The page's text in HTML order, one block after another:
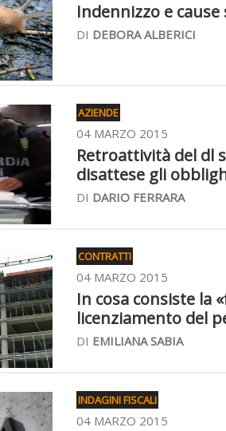
Indennizzo e
DI DEBORA ALBERICI
AZIENDE
04 MARZO 2015
Retroattività del dl
disattese gli
DI DARIO FERRARA
CONTRATTI
04 MARZO 2015
In cosa consiste la
licenziamento del
DI EMILIANA SABIA
INDAGINI FISCALI
04 MARZO 2015